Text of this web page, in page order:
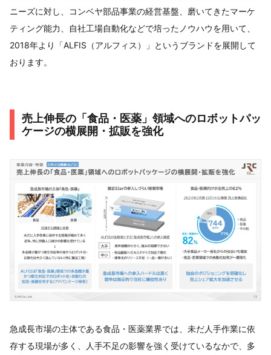
ニーズに対し、コンベヤ部品事業の経営基盤、磨いてきたマーケ
ティング能力、自社工場自動化などで培ったノウハウを用いて、
2018年より「ALFIS（アルフィス）」というブランドを展開して
おります。
売上伸長の「食品・医薬」領域へのロボットパッ
ケージの横展開・拡販を強化
急成長市場の主体である食品・医薬業界では、未だ人手作業に依
存する現場が多く、人手不足の影響を強く受けているなかで、多